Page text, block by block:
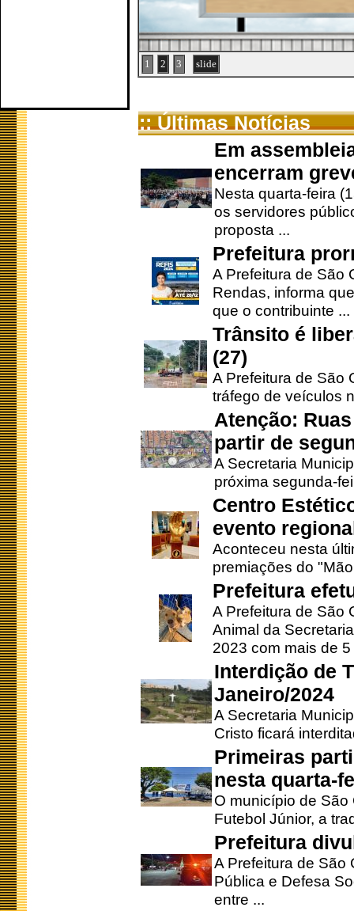
1 2 3 slide
:: Últimas Notícias
Em
encerram
Nesta quarta-feira
os servidores
proposta ...
Prefeitura
A Prefeitura de São
Rendas, informa
que o contribuinte ...
Trânsito é
(27)
A Prefeitura de São
tráfego de veículos
Atenção:
partir de
A Secretaria
próxima segunda-
Centro
evento
Aconteceu nesta
premiações do
Prefeitura
A Prefeitura de São
Animal da
2023 com mais de 5
Interdição de
Janeiro/2024
A Secretaria
Cristo ficará
Primeiras
nesta quarta-
O município de
Futebol Júnior, a
Prefeitura
A Prefeitura de São
Pública e Defesa
entre ...